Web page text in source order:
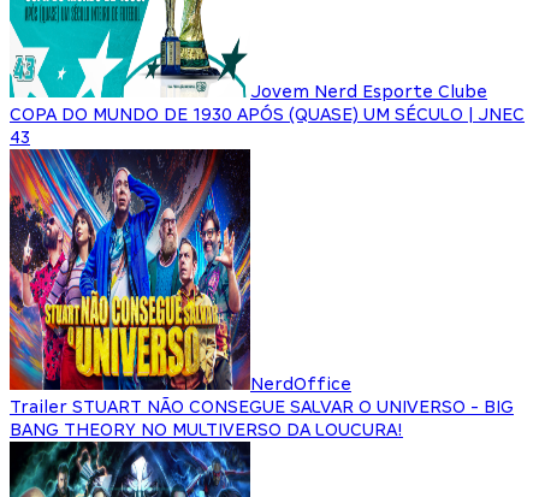
Jovem Nerd Esporte Clube
COPA DO MUNDO DE 1930 APÓS (QUASE) UM SÉCULO | JNEC
43
NerdOffice
Trailer STUART NÃO CONSEGUE SALVAR O UNIVERSO - BIG
BANG THEORY NO MULTIVERSO DA LOUCURA!